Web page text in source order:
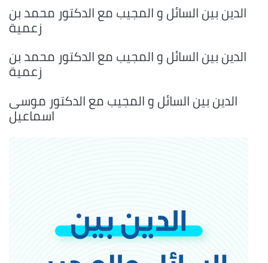
الدين بين السائل و المجيب مع الدكتور محمد بن
زعمية
الدين بين السائل و المجيب مع الدكتور محمد بن
زعمية
الدين بين السائل و المجيب مع الدكتور موسى
اسماعيل